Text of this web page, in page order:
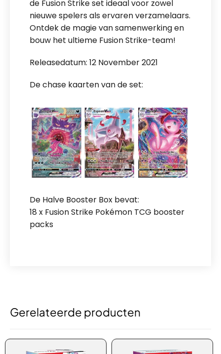
de Fusion Strike set ideaal voor zowel
nieuwe spelers als ervaren verzamelaars.
Ontdek de magie van samenwerking en
bouw het ultieme Fusion Strike-team!
Releasedatum: 12 November 2021
De chase kaarten van de set:
De Halve Booster Box bevat:
18 x Fusion Strike Pokémon TCG booster
packs
Gerelateerde producten